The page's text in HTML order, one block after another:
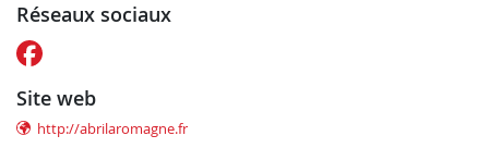
réseaux sociaux
site web
http://abrilaromagne.fr